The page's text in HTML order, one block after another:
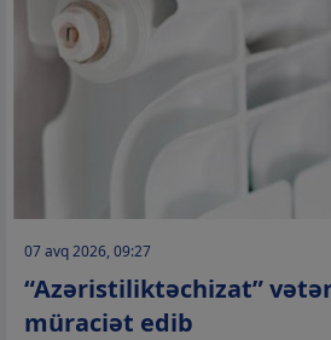
07 avq 2026, 09:27
“Azəristiliktəchizat”
müraciət edib